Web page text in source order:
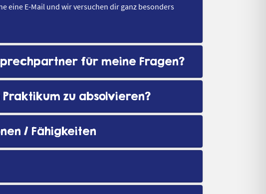
eine E-Mail und wir versuchen dir ganz besonders
für meine Fragen?
zu absolvieren?
/ Fähigkeiten